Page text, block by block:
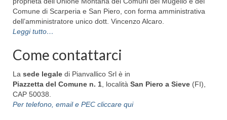
Comune di Scarperia e San Piero, con forma amministrativa
dell’amministratore unico dott. Vincenzo Alcaro.
Leggi tutto…
Come contattarci
La sede legale di Pianvallico Srl è in
Piazzetta del Comune n. 1 , località San Piero a Sieve (FI),
CAP 50038.
Per telefono, email e PEC cliccare qui